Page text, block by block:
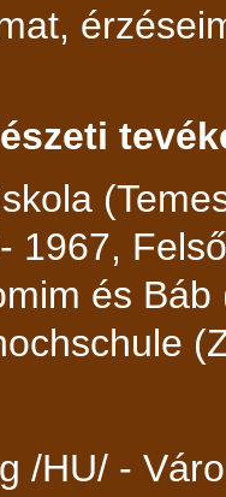
1967,
és
/HU/ -